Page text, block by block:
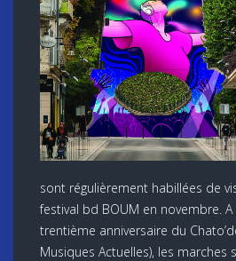
sont régulièrement habillées de
festival bd BOUM en novembre. A
trentième anniversaire du
Musiques Actuelles), les marches